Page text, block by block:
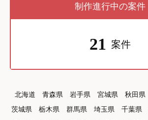
制作進行中の案件
21 案件
北海道 青森県 岩手県 宮城県 秋田県
茨城県
栃木県 群馬県 埼玉県 千葉県